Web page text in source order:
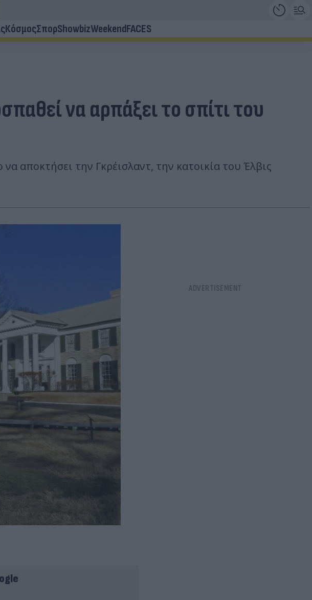
ΚόσμοςΣπορShowbizWeekendFACES
να αρπάξει το σπίτι του
αποκτήσει την Γκρέισλαντ, την κατοικία του Έλβις